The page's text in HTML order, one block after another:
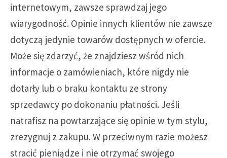
internetowym, zawsze sprawdzaj jego
wiarygodność. Opinie innych klientów nie zawsze
dotyczą jedynie towarów dostępnych w ofercie.
Może się zdarzyć, że znajdziesz wśród nich
informacje o zamówieniach, które nigdy nie
dotarły lub o braku kontaktu ze strony
sprzedawcy po dokonaniu płatności. Jeśli
natrafisz na powtarzające się opinie w tym stylu,
zrezygnuj z zakupu. W przeciwnym razie możesz
stracić pieniądze i nie otrzymać swojego